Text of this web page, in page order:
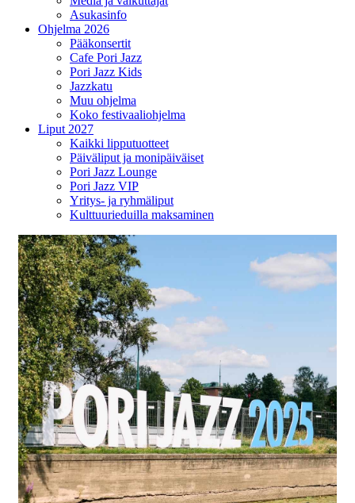
Asukasinfo
Ohjelma 2026
Pääkonsertit
Cafe Pori Jazz
Pori Jazz Kids
Jazzkatu
Muu ohjelma
Koko festivaaliohjelma
Liput 2027
Kaikki lipputuotteet
Päiväliput ja monipäiväiset
Pori Jazz Lounge
Pori Jazz VIP
Yritys- ja ryhmäliput
Kulttuurieduilla maksaminen